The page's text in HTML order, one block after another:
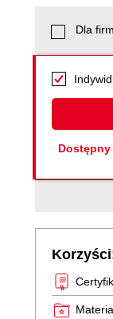
Dla firm